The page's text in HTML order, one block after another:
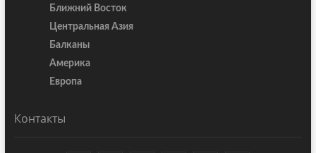
Ближний Восток
Центральная Азия
Балканы
Америка
Европа
Контакты